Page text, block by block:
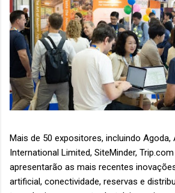
Mais de 50 expositores, incluindo Agoda,
International Limited, SiteMinder,
apresentarão as mais recentes
artificial, conectividade, reservas e